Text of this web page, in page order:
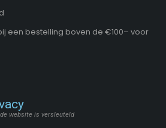
een bestelling boven de €100– voor